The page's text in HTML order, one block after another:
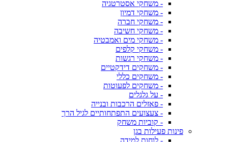
- משחקי אסטרטגיה
- משחקי דמיון
- משחקי חברה
- משחקי חשיבה
- משחקי מים ואמבטיה
- משחקי קלפים
- משחקי רגשות
- משחקים דידקטיים
- משחקים כללי
- משחקים לפעוטות
- על גלגלים
- פאזלים הרכבות ובנייה
- צעצועים התפתחותיים לגיל הרך
- קוביות משחק
פינות פעילות בגן
- לוחות למידה